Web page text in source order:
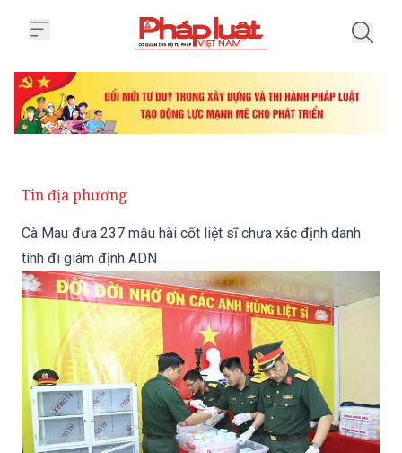
Tin địa phương
Cà Mau đưa 237 mẫu hài cốt liệt sĩ chưa xác định danh
tính đi giám định ADN